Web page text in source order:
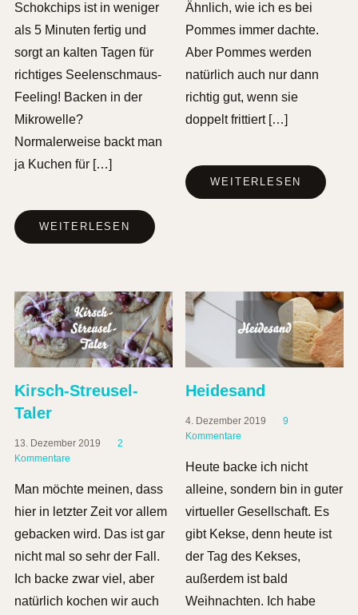
Schokchips ist in weniger
als 5 Minuten fertig und
sorgt an kalten Tagen für
richtiges Seelenschmaus-
Feeling! Backen in der
Mikrowelle?
Normalerweise backt man
ja Kuchen für […]
WEITERLESEN
Ähnlich, wie ich es bei
Pommes immer dachte.
Aber Pommes werden
natürlich auch nur dann
richtig gut, wenn sie
doppelt frittiert […]
WEITERLESEN
Kirsch-Streusel-
Taler
13. Dezember 2019
2
Kommentare
Man möchte meinen, dass
hier in letzter Zeit vor allem
gebacken wird. Das ist gar
nicht mal so sehr der Fall.
Ich backe zwar viel, aber
natürlich kochen wir auch
Heidesand
4. Dezember 2019
9
Kommentare
Heute backe ich nicht
alleine, sondern bin in guter
virtueller Gesellschaft. Es
gibt Kekse, denn heute ist
der Tag des Kekses,
außerdem ist bald
Weihnachten. Ich habe